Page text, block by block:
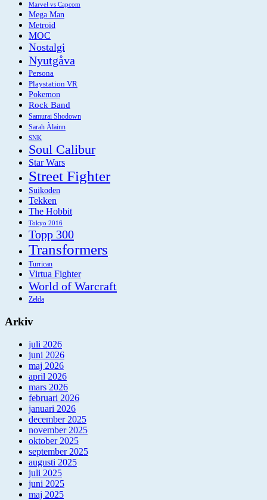
Marvel vs Capcom
Mega Man
Metroid
MOC
Nostalgi
Nyutgåva
Persona
Playstation VR
Pokemon
Rock Band
Samurai Shodown
Sarah Àlainn
SNK
Soul Calibur
Star Wars
Street Fighter
Suikoden
Tekken
The Hobbit
Tokyo 2016
Topp 300
Transformers
Turrican
Virtua Fighter
World of Warcraft
Zelda
Arkiv
juli 2026
juni 2026
maj 2026
april 2026
mars 2026
februari 2026
januari 2026
december 2025
november 2025
oktober 2025
september 2025
augusti 2025
juli 2025
juni 2025
maj 2025